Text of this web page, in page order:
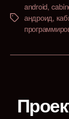
Метки
android,
андроид,